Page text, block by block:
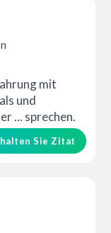
mit
und
... sprechen.
Sie Zitat